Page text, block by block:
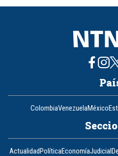
8
ColombiaVenezuelaMéxico
ActualidadPolíticaEconomíaJudicial